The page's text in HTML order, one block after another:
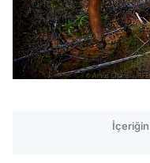
İçeriğin